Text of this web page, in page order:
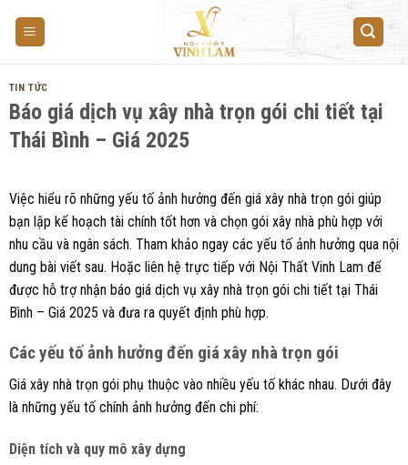
TIN TỨC
Báo giá dịch vụ xây nhà trọn gói chi tiết tại
Thái Bình – Giá 2025
Việc hiểu rõ những yếu tố ảnh hưởng đến giá xây nhà trọn gói giúp
bạn lập kế hoạch tài chính tốt hơn và chọn gói xây nhà phù hợp với
nhu cầu và ngân sách. Tham khảo ngay các yếu tố ảnh hưởng qua nội
dung bài viết sau. Hoặc liên hệ trực tiếp với Nội Thất Vinh Lam để
được hỗ trợ nhận báo giá dịch vụ xây nhà trọn gói chi tiết tại Thái
Bình – Giá 2025 và đưa ra quyết định phù hợp.
Các yếu tố ảnh hưởng đến giá xây nhà trọn gói
Giá xây nhà trọn gói phụ thuộc vào nhiều yếu tố khác nhau. Dưới đây
là những yếu tố chính ảnh hưởng đến chi phí:
Diện tích và quy mô xây dựng